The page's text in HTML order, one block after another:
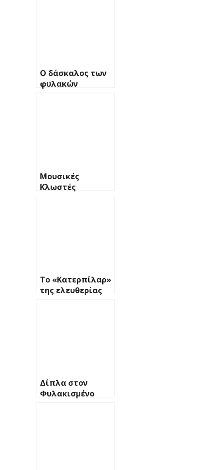
Ο δάσκαλος των
φυλακών
Μουσικές
Κλωστές
Το «Κατερπίλαρ»
της ελευθερίας
Δίπλα στον
Φυλακισμένο